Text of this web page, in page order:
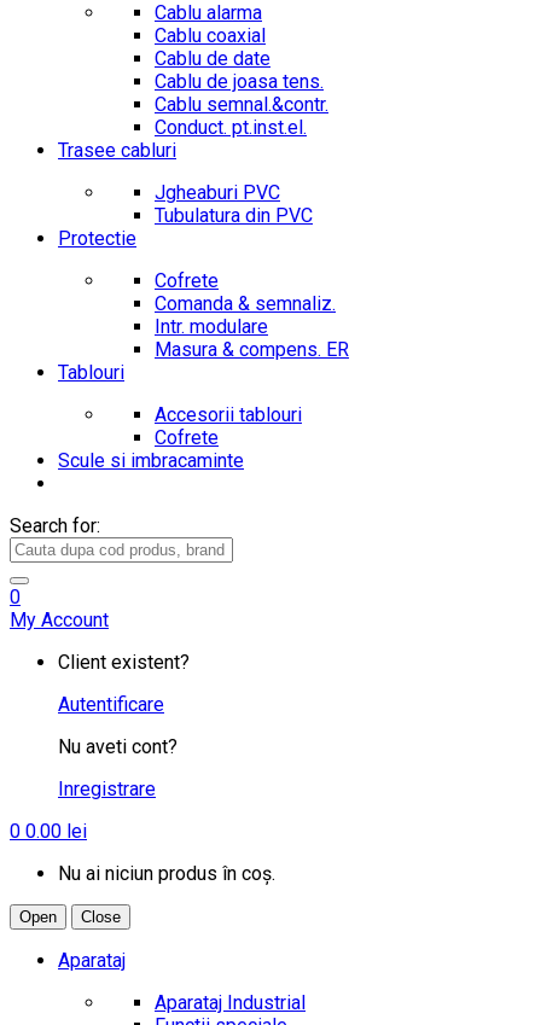
Cablu alarma
Cablu coaxial
Cablu de date
Cablu de joasa tens.
Cablu semnal.&contr.
Conduct. pt.inst.el.
Trasee cabluri
Jgheaburi PVC
Tubulatura din PVC
Protectie
Cofrete
Comanda & semnaliz.
Intr. modulare
Masura & compens. ER
Tablouri
Accesorii tablouri
Cofrete
Scule si imbracaminte
Search for:
0
My Account
Client existent?
Autentificare
Nu aveti cont?
Inregistrare
0 0.00 lei
Nu ai niciun produs în coș.
Open Close
Aparataj
Aparataj Industrial